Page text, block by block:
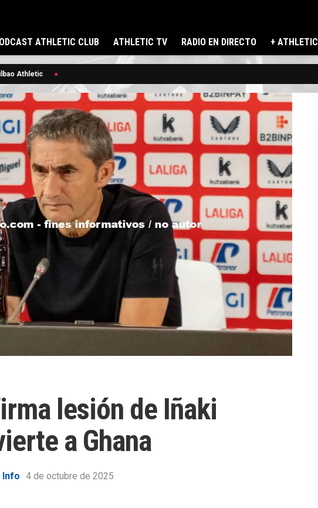
ATHLETIC CLUB ATHLETIC TV RADIO EN DIRECTO + ATHLETIC
Athletic
lesión de Iñaki
a Ghana
Info 4 de octubre de 2025